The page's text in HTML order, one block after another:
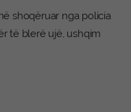
shoqëruar nga policia
të blerë ujë, ushqim